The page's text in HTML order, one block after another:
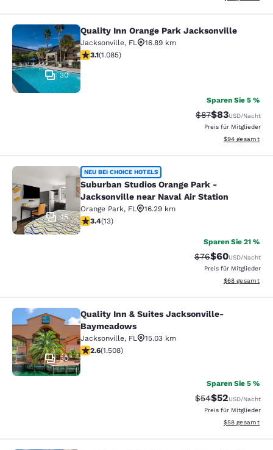
Quality Inn Orange Park
30
Quality Inn Orange Park Jacksonville
Jacksonville, FL
16.89 km
3.15-Sterne-Bewertung. Gut. 1085 Bewertungen
3.1(1.085)
Sparen Sie 5 %
$87Vergünstigter
$83USD/Nacht
Preis für Mitglieder
Geschätzte
$94 gesamt
Suburban Studios Orange Park -
15
NEU BEI CHOICE HOTELS
Suburban Studios Orange Park -
Jacksonville near Naval Air Station
Orange Park, FL
16.29 km
3.38-Sterne-Bewertung. Gut. 13 Bewertungen
3.4(13)
Sparen Sie 21 %
$76Vergünstigter
$60USD/Nacht
Preis für Mitglieder
Geschätzte
$68 gesamt
Quality Inn & Suites Jacksonville-
30
Quality Inn & Suites Jacksonville-
Baymeadows
Jacksonville, FL
15.03 km
2.59-Sterne-Bewertung. Mittelmäßig. 1508
2.6(1.508)
Sparen Sie 5 %
$54Vergünstigter
$52USD/Nacht
Preis für Mitglieder
Geschätzte
$58 gesamt